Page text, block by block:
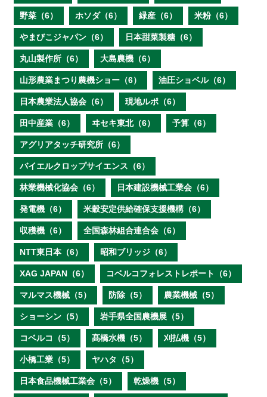
野菜（6） ホソダ（6） 緑産（6） 米粉（6）
やまびこジャパン（6） 日本甜菜製糖（6）
丸山製作所（6） 大島農機（6）
山形農業まつり農機ショー（6） 油圧ショベル（6）
日本農業法人協会（6） 現地ルポ（6）
田中産業（6） ヰセキ東北（6） 予算（6）
アグリアタッチ研究所（6）
バイエルクロップサイエンス（6）
林業機械化協会（6） 日本建設機械工業会（6）
発電機（6） 米穀安定供給確保支援機構（6）
収穫機（6） 全国森林組合連合会（6）
NTT東日本（6） 昭和ブリッジ（6）
XAG JAPAN（6） コベルコフォレストレポート（6）
マルマス機械（5） 防除（5） 農業機械（5）
ショーシン（5） 岩手県全国農機展（5）
コベルコ（5） 髙橋水機（5） 刈払機（5）
小橋工業（5） ヤハタ（5）
日本食品機械工業会（5） 乾燥機（5）